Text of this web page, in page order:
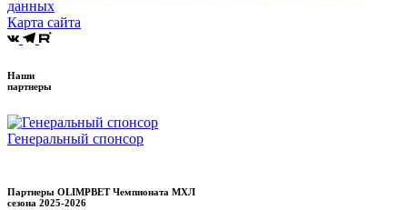
данных
Карта сайта
Наши
партнеры
Генеральный спонсор
Партнеры OLIMPBET Чемпионата МХЛ
сезона 2025-2026